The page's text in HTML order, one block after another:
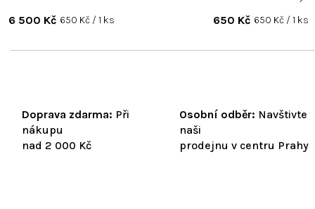
Doprava zdarma: Při
nákupu
nad 2 000 Kč
Osobní odběr: Navštivte
naši
prodejnu v centru Prahy
6 500 Kč Měrná
650 Kč / 1 ks 650 Kč Měrná
650 Kč / 1 ks